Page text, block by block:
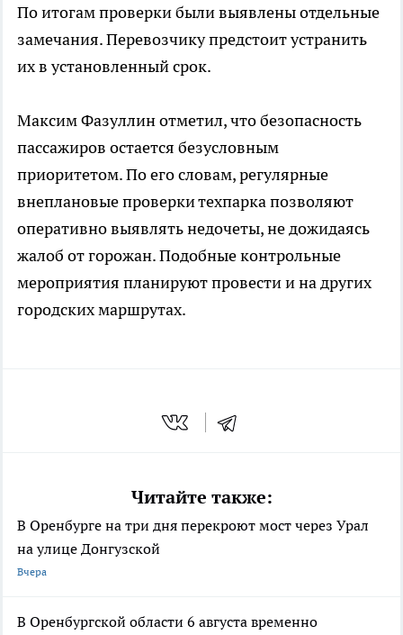
По итогам проверки были выявлены отдельные
замечания. Перевозчику предстоит устранить
их в установленный срок.
Максим Фазуллин отметил, что безопасность
пассажиров остается безусловным
приоритетом. По его словам, регулярные
внеплановые проверки техпарка позволяют
оперативно выявлять недочеты, не дожидаясь
жалоб от горожан. Подобные контрольные
мероприятия планируют провести и на других
городских маршрутах.
Читайте также:
В Оренбурге на три дня перекроют мост через Урал
на улице Донгузской
Вчера
В Оренбургской области 6 августа временно